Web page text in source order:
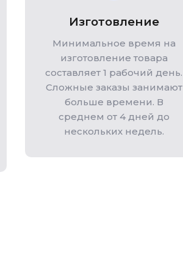
Изготовление
Минимальное время на
изготовление товара
составляет 1 рабочий день.
Сложные заказы занимают
больше времени. В
среднем от 4 дней до
нескольких недель.